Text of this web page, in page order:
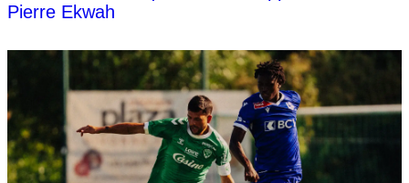
Pierre Ekwah